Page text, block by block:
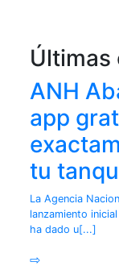
Últimas
ANH
app
tu
La Agencia
lanzamiento
ha dado u[...]
⇨